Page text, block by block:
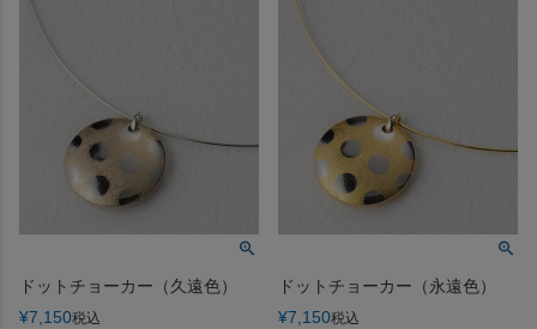
ドットチョーカー（久遠色）
¥7,150税込
ドットチョーカー（永遠色）
¥7,150税込